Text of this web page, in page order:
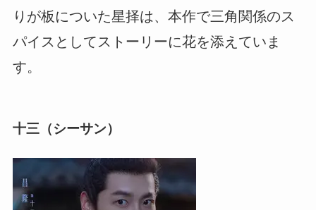
りが板についた星择は、本作で三角関係のス
パイスとしてストーリーに花を添えていま
す。
十三（シーサン）